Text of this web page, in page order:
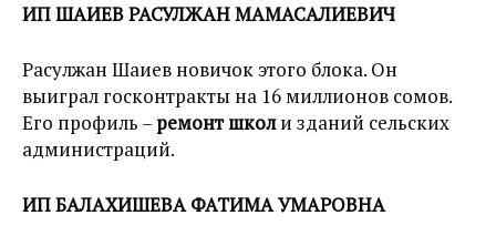
ИП ШАИЕВ РАСУЛЖАН МАМАСАЛИЕВИЧ
Расулжан Шаиев новичок этого блока. Он
выиграл госконтракты на 16 миллионов сомов.
Его профиль – ремонт школи зданий сельских
администраций.
ИП БАЛАХИШЕВА ФАТИМА УМАРОВНА